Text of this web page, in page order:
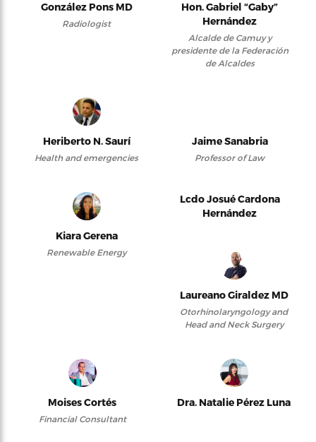
González Pons MD
Radiologist
Hon. Gabriel “Gaby”
Hernández
Alcalde de Camuy y
presidente de la Federación
de Alcaldes
Heriberto N. Saurí
Health and emergencies
Jaime Sanabria
Professor of Law
Kiara Gerena
Renewable Energy
Lcdo Josué Cardona
Hernández
Laureano Giraldez MD
Otorhinolaryngology and
Head and Neck Surgery
Moises Cortés
Financial Consultant
Dra. Natalie Pérez Luna